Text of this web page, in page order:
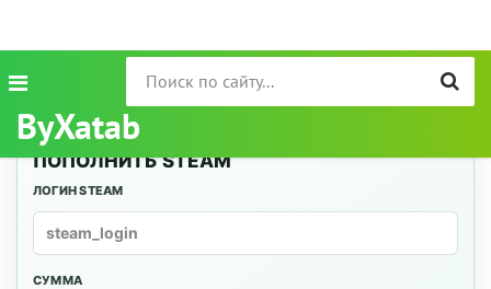
ByXatab
ПОПОЛНИТЬ STEAM
ЛОГИН STEAM
СУММА